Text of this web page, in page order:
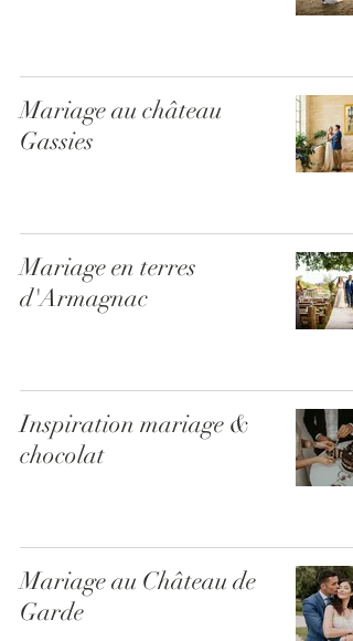
Mariage au château
Gassies
Mariage en terres
d'Armagnac
Inspiration mariage &
chocolat
Mariage au Château de
Garde